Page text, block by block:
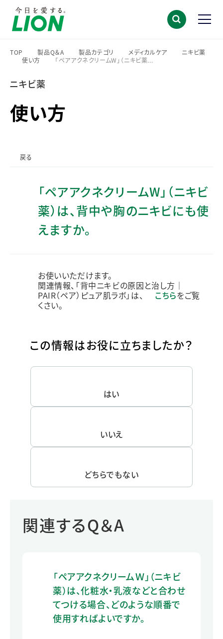
TOP
>
製品Q＆A
>
製品カテゴリ
>
メディカルケア
ニキビ薬
使い方
「ペアアクネクリームW」（ニキビ薬...
ニキビ薬
使い方
戻る
「ペアアクネクリームW」（ニキビ
薬）は、背中や胸のニキビにも使
えますか。
お使いいただけます。
関連情報、「背中ニキビの原因と治し方｜
PAIR（ペア）ピュア肌ラボ」は、
こちらをご覧
くさい。
この情報はお役に立ちましたか？
はい
いいえ
どちらでもない
関連するQ＆A
「ペアアクネクリームＷ」（ニキビ
薬）は、化粧水・乳液などと合わせ
てつける場合、どのような順番で
使用すればよいですか。